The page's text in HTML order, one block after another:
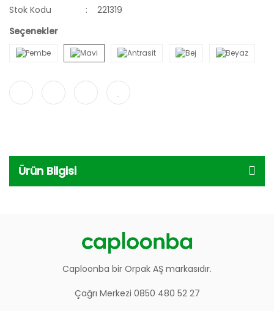
Stok Kodu
221319
Seçenekler
Ürün Bilgisi
Caploonba bir Orpak AŞ markasıdır.
Çağrı Merkezi 0850 480 52 27